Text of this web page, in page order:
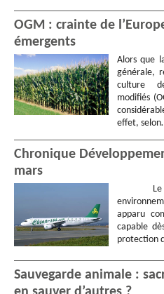
OGM : crainte de
émergents
Alors que
générale,
culture
modifiés
effet,
Chronique
mars
Le
apparu
capable
protection
Sauvegarde animale :